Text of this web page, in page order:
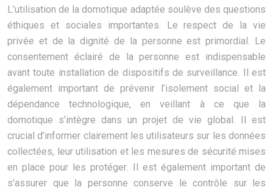
L’utilisation de la domotique adaptée soulève des questions
éthiques et sociales importantes. Le respect de la vie
privée et de la dignité de la personne est primordial. Le
consentement éclairé de la personne est indispensable
avant toute installation de dispositifs de surveillance. Il est
également important de prévenir l’isolement social et la
dépendance technologique, en veillant à ce que la
domotique s’intègre dans un projet de vie global. Il est
crucial d’informer clairement les utilisateurs sur les données
collectées, leur utilisation et les mesures de sécurité mises
en place pour les protéger. Il est également important de
s’assurer que la personne conserve le contrôle sur les